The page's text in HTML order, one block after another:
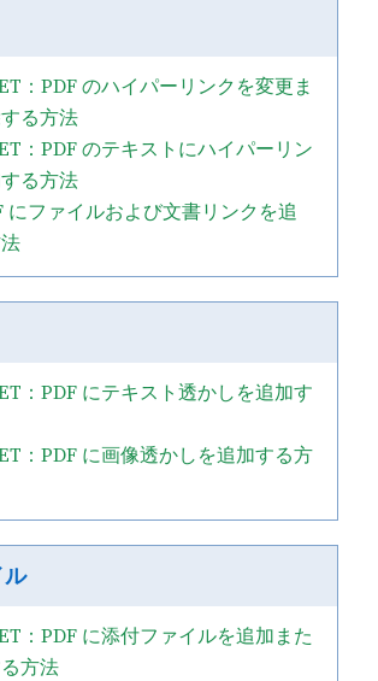
：PDF のハイパーリンクを変更ま
る方法
：PDF のテキストにハイパーリン
る方法
にファイルおよび文書リンクを追
：PDF にテキスト透かしを追加す
：PDF に画像透かしを追加する方
ル
：PDF に添付ファイルを追加また
方法